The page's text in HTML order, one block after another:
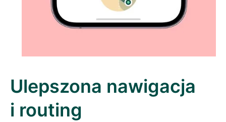
Ulepszona nawigacja
i routing